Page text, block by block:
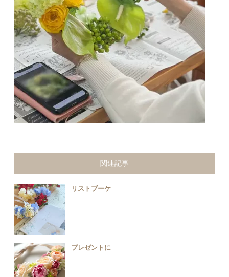
関連記事
リストブーケ
プレゼントに